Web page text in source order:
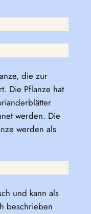
die zur
Die Pflanze hat
werden. Die
werden als
und kann als
beschrieben